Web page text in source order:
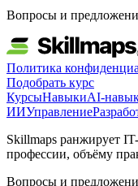
Вопросы и
Политика
Подобрать курс
КурсыНавыкиAI-
ИИУправление
Skillmaps ранжирует
профессии, объёму
Вопросы и